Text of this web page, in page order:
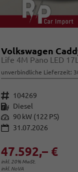
Volkswagen
Life 4M Pano LED
unverbindliche Lieferzeit:
Fahrzeugnr. 104269
Kraftstoff Diesel
Leistung 90 kW (122 PS)
31.07.2026
47.592,– €
inkl. 20% MwSt.
inkl. NoVA